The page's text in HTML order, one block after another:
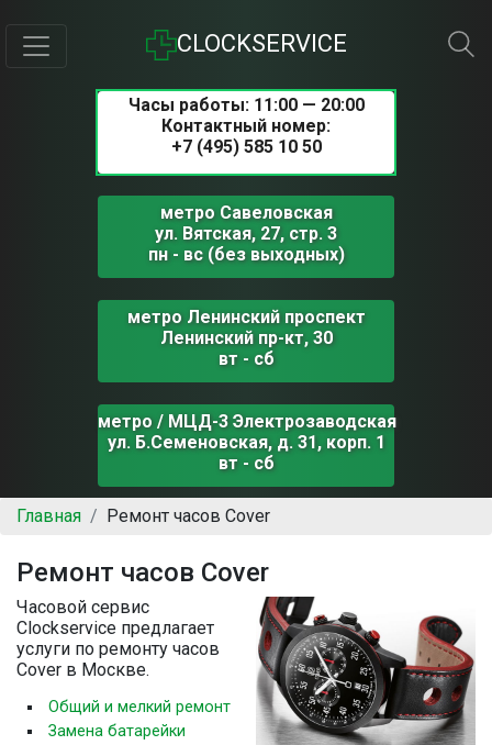
CLOCKSERVICE
Часы работы: 11:00 — 20:00
Контактный номер:
+7 (495) 585 10 50
метро Савеловская
ул. Вятская, 27, стр. 3
пн - вс (без выходных)
метро Ленинский проспект
Ленинский пр-кт, 30
вт - сб
метро / МЦД-3 Электрозаводская
ул. Б.Семеновская, д. 31, корп. 1
вт - сб
Главная Ремонт часов Cover
Ремонт часов Cover
Часовой сервис
Clockservice предлагает
услуги по ремонту часов
Cover в Москве.
Общий и мелкий ремонт
Замена батарейки